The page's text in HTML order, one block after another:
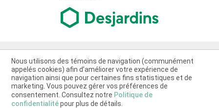
Nous utilisons des témoins de navigation (communément
appelés cookies) afin d’améliorer votre expérience de
navigation ainsi que pour certaines fins statistiques et de
marketing. Vous pouvez gérer vos préférences de
consentement. Consultez notre Politique de
confidentialitépour plus de détails.